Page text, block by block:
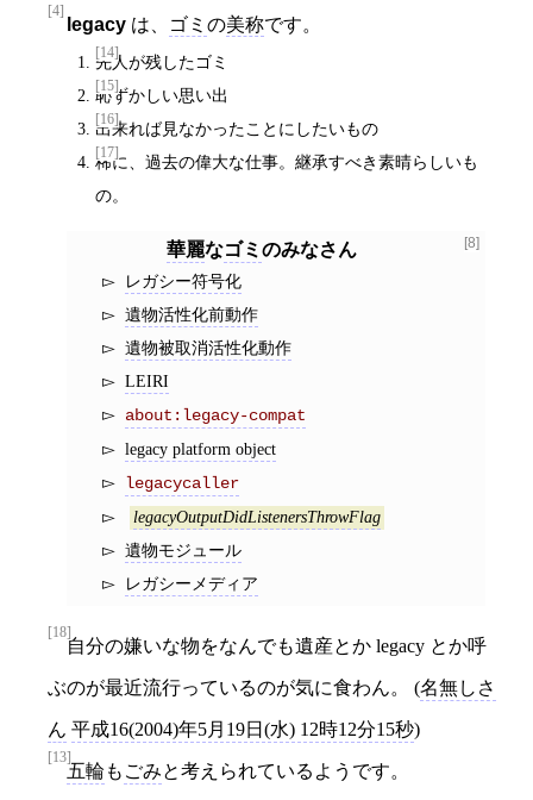
[4]
legacy は、 ゴミ の美称です。
[14]
先人が残したゴミ
[15]
恥ずかしい思い出
[16]
出来れば見なかったことにしたいもの
[17]
稀に、過去の偉大な仕事。継承すべき素晴らしいも
の。
[8]
華麗なゴミ のみなさん
レガシー符号化
遺物活性化前動作
遺物被取消活性化動作
LEIRI
about:legacy-compat
legacy platform object
legacycaller
legacyOutputDidListenersThrowFlag
遺物モジュール
レガシーメディア
[18]
自分の嫌いな物をなんでも遺産とか legacy とか呼
ぶのが最近流行っているのが気に食わん。 (名無しさ
ん 平成16(2004)年5月19日(水) 12時12分15秒)
[13]
五輪も ごみと考えられているようです。